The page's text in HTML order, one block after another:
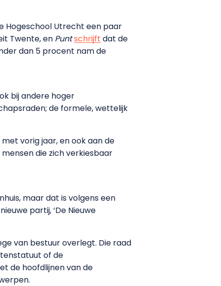
Hogeschool Utrecht een paar
Twente, en Puntschrijft dat de
dan 5 procent nam de
bij andere hoger
de formele, wettelijk
vorig jaar, en ook aan de
die zich verkiesbaar
maar dat is volgens een
partij, ‘De Nieuwe
van bestuur overlegt. Die raad
of de
de hoofdlijnen van de